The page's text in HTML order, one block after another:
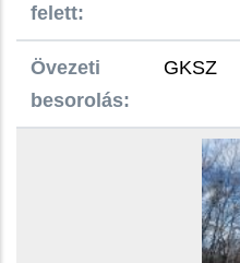
felett:
Övezeti
besorolás:
GKSZ